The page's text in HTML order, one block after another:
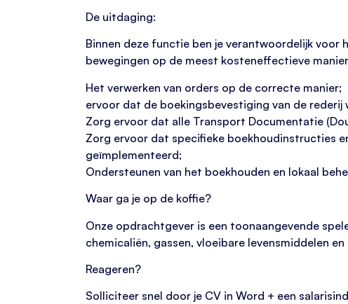
De uitdaging:
Binnen deze functie ben je verantwoordelijk
bewegingen op de meest kosteneffectieve
Het verwerken van orders op de correcte manier;
ervoor dat de boekingsbevestiging van de
Zorg ervoor dat alle Transport Documentatie
Zorg ervoor dat specifieke boekhoudinstructies
geïmplementeerd;
Ondersteunen van het boekhouden en lokaal
Waar ga je op de koffie?
Onze opdrachtgever is een toonaangevende
chemicaliën, gassen, vloeibare levensmiddelen
Reageren?
Solliciteer snel door je CV in Word + een